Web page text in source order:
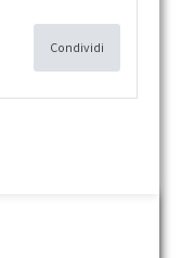
Condividi